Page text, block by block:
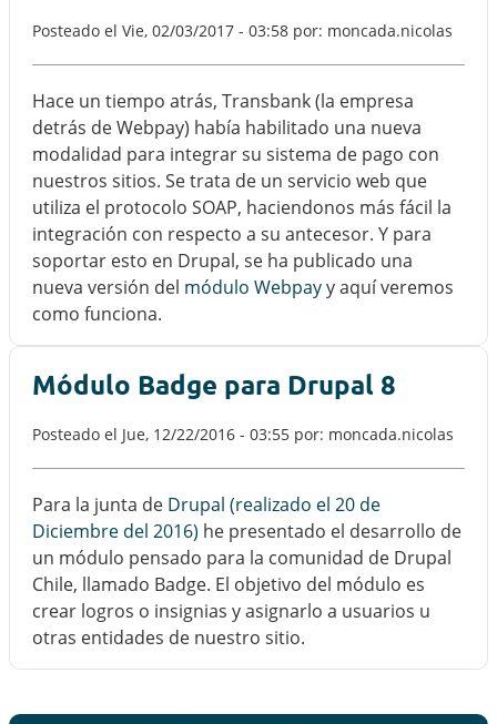
Posteado el Vie, 02/03/2017 - 03:58 por: moncada.nicolas
Hace un tiempo atrás, Transbank (la empresa
detrás de Webpay) había habilitado una nueva
modalidad para integrar su sistema de pago con
nuestros sitios. Se trata de un servicio web que
utiliza el protocolo SOAP, haciendonos más fácil la
integración con respecto a su antecesor. Y para
soportar esto en Drupal, se ha publicado una
nueva versión del módulo Webpayy aquí veremos
como funciona.
Módulo Badge para Drupal 8
Posteado el Jue, 12/22/2016 - 03:55 por: moncada.nicolas
Para la junta de Drupal (realizado el 20 de
Diciembre del 2016) he presentado el desarrollo de
un módulo pensado para la comunidad de Drupal
Chile, llamado Badge. El objetivo del módulo es
crear logros o insignias y asignarlo a usuarios u
otras entidades de nuestro sitio.